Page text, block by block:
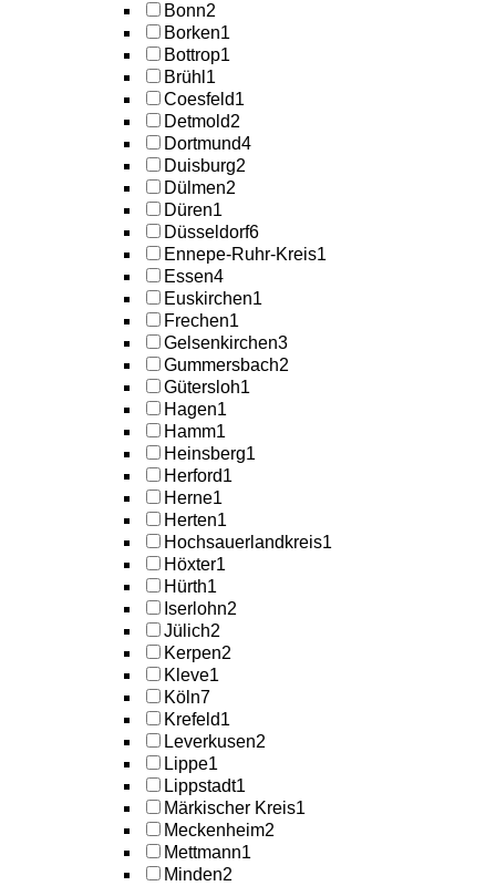
Bonn2
Borken1
Bottrop1
Brühl 1
Coesfeld1
Detmold2
Dortmund4
Duisburg2
Dülmen2
Düren1
Düsseldorf6
Ennepe-Ruhr-Kreis1
Essen4
Euskirchen1
Frechen1
Gelsenkirchen3
Gummersbach2
Gütersloh1
Hagen1
Hamm1
Heinsberg1
Herford1
Herne1
Herten1
Hochsauerlandkreis1
Höxter1
Hürth1
Iserlohn2
Jülich2
Kerpen2
Kleve1
Köln7
Krefeld1
Leverkusen2
Lippe1
Lippstadt1
Märkischer Kreis1
Meckenheim2
Mettmann1
Minden2